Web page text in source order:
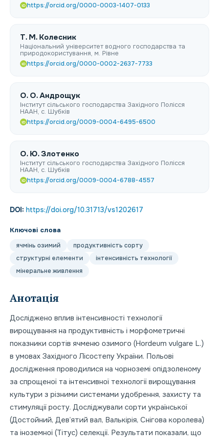
iD https://orcid.org/0000-0003-1407-0133
Т. М. Колесник
Національний університет водного господарства та
природокористування, м. Рівне
iD https://orcid.org/0000-0002-2637-7733
О. O. Андрощук
Інститут сільського господарства Західного Полісся
НААН, с. Шубків
iD https://orcid.org/0009-0004-6495-6500
О. Ю. Злотенко
Інститут сільського господарства Західного Полісся
НААН, с. Шубків
iD https://orcid.org/0009-0004-6788-4557
DOI: https://doi.org/10.31713/vs1202617
Ключові слова
ячмінь озимий
продуктивність сорту
структурні елементи
інтенсивність технології
мінеральне живлення
Анотація
Досліджено вплив інтенсивності технології
вирощування на продуктивність і морфометричні
показники сортів ячменю озимого (Hordeum vulgare L.)
в умовах Західного Лісостепу України. Польові
дослідження проводилися на чорноземі опідзоленому
за спрощеної та інтенсивної технології вирощування
культури з різними системами удобрення, захисту та
стимуляції росту. Досліджували сорти української
(Достойний, Дев’ятий вал, Валькірія, Снігова королева)
та іноземної (Тітус) селекції. Результати показали, що